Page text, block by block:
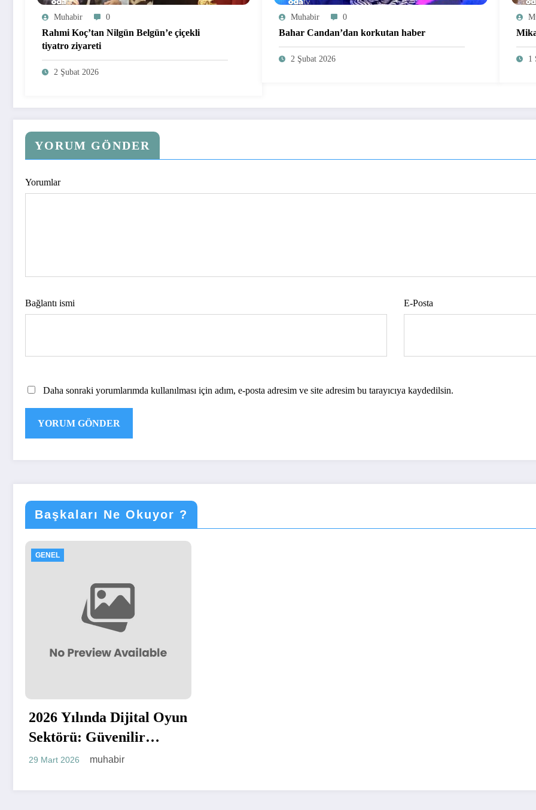
Muhabir 0
Rahmi Koç’tan Nilgün Belgün’e çiçekli
tiyatro ziyareti
2 Şubat 2026
Muhabir 0
Bahar Candan’dan korkutan haber
2 Şubat 2026 1
YORUM GÖNDER
Yorumlar
Bağlantı ismi E-Posta
Daha sonraki yorumlarımda kullanılması için adım, e-posta adresim ve site adresim bu tarayıcıya kaydedilsin.
Başkaları Ne Okuyor ?
GENEL
2026 Yılında Dijital Oyun
Sektörü: Güvenilir
Platformlar Nasıl
29 Mart 2026 muhabir